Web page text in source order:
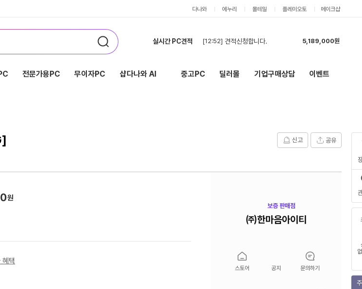
다나와 에누리 몰테일 플레이오토 메이크샵
실시간 PC견적 [12:52] 견적신청합니다.
5,189,000원
[11:35] 카드 최저가
3,887,000원
7500F + RTX 5060 Ti 견적3,374,000원
전문가용PC 무이자PC 샵다나와 AI 중고PC 딜러몰 기업구매상담 이벤트
신고 공유
원
혜택
보증 판매점
㈜한마음아이티
스토어 공지 문의하기